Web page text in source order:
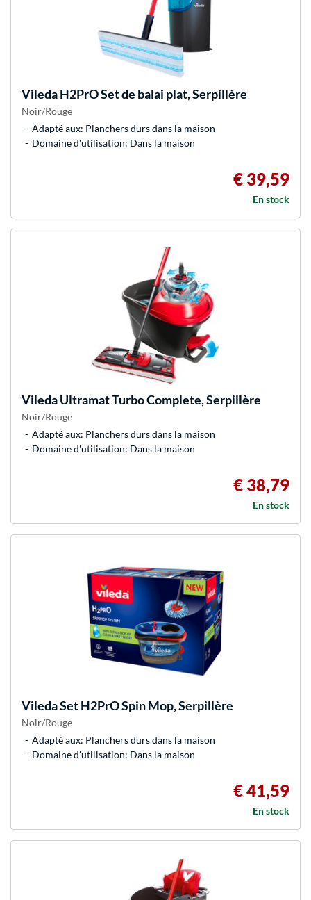
ViledaH2PrO Set de balai plat, Serpillère
Noir/Rouge
Adapté aux: Planchers durs dans la maison
Domaine d'utilisation: Dans la maison
€ 39,59
En stock
ViledaUltramat Turbo Complete, Serpillère
Noir/Rouge
Adapté aux: Planchers durs dans la maison
Domaine d'utilisation: Dans la maison
€ 38,79
En stock
ViledaSet H2PrO Spin Mop, Serpillère
Noir/Rouge
Adapté aux: Planchers durs dans la maison
Domaine d'utilisation: Dans la maison
€ 41,59
En stock